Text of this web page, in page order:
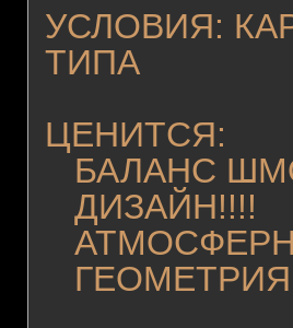
УСЛОВИЯ:
ТИПА
ЦЕНИТСЯ:
БАЛАНС
ДИЗАЙН!!!!